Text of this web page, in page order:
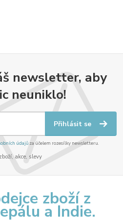
newsletter, aby
neuniklo!
Přihlásit se
údajůza účelem rozesílky newsletteru.
akce, slevy
zboží z
a Indie.